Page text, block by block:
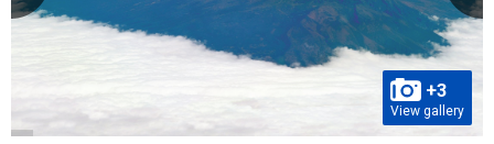
+3
View gallery